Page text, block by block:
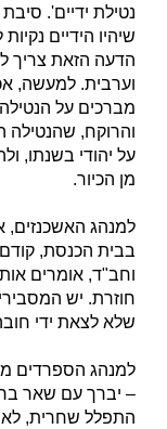
נטילת ידיים'.
שיהיו הידיים
הדעה הזאת צריך
וערבית. למעשה,
מברכים על
והרוקח, שהנטילה
על יהודי בשנתו,
מן הכיור.
למנהג האשכנזים,
בבית הכנסת,
וחב"ד, אומרים
חוזרת. יש
שלא לצאת ידי
למנהג הספרדים
– יברך עם שאר
התפלל שחרית, לא